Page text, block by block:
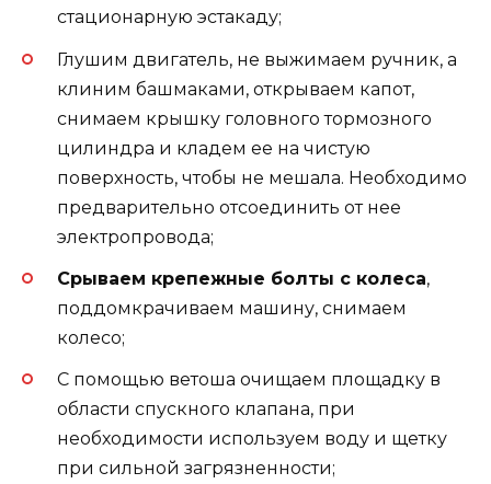
стационарную эстакаду;
Глушим двигатель, не выжимаем ручник, а
клиним башмаками, открываем капот,
снимаем крышку головного тормозного
цилиндра и кладем ее на чистую
поверхность, чтобы не мешала. Необходимо
предварительно отсоединить от нее
электропровода;
Срываем крепежные болты с колеса,
поддомкрачиваем машину, снимаем
колесо;
С помощью ветоша очищаем площадку в
области спускного клапана, при
необходимости используем воду и щетку
при сильной загрязненности;